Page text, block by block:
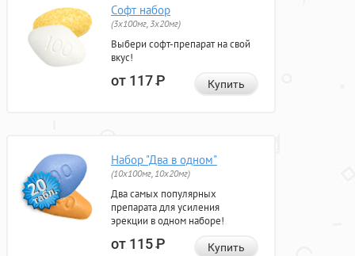
Софт набор
(3x100мг, 3x20мг)
Выбери софт-препарат на свой
вкус!
от 117Р Купить
Набор "Два в одном"
(10x100мг, 10x20мг)
Два самых популярных
препарата для усиления
эрекции в одном наборе!
от 115Р Купить